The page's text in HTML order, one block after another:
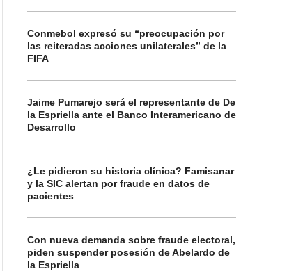
Conmebol expresó su “preocupación por
las reiteradas acciones unilaterales” de la
FIFA
Jaime Pumarejo será el representante de De
la Espriella ante el Banco Interamericano de
Desarrollo
¿Le pidieron su historia clínica? Famisanar
y la SIC alertan por fraude en datos de
pacientes
Con nueva demanda sobre fraude electoral,
piden suspender posesión de Abelardo de
la Espriella